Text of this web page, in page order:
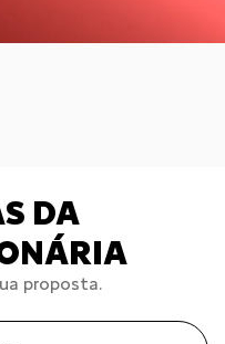
DA
proposta.